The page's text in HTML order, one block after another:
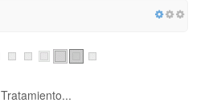
Tratamiento...